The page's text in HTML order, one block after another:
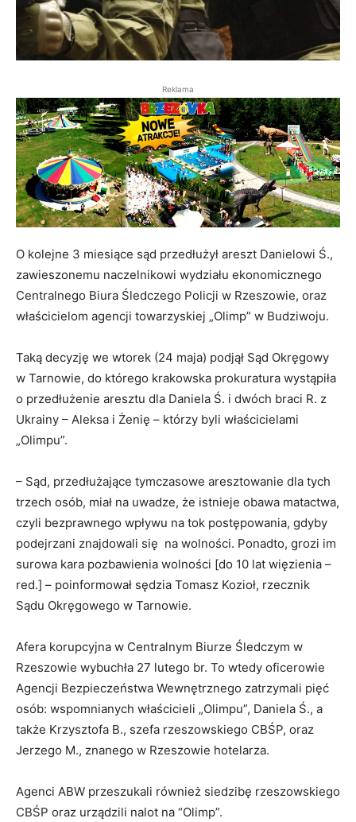
Reklama
O kolejne 3 miesiące sąd przedłużył areszt Danielowi Ś.,
zawieszonemu naczelnikowi wydziału ekonomicznego
Centralnego Biura Śledczego Policji w Rzeszowie, oraz
właścicielom agencji towarzyskiej „Olimp” w Budziwoju.
Taką decyzję we wtorek (24 maja) podjął Sąd Okręgowy
w Tarnowie, do którego krakowska prokuratura wystąpiła
o przedłużenie aresztu dla Daniela Ś. i dwóch braci R. z
Ukrainy – Aleksa i Żenię – którzy byli właścicielami
„Olimpu”.
– Sąd, przedłużające tymczasowe aresztowanie dla tych
trzech osób, miał na uwadze, że istnieje obawa matactwa,
czyli bezprawnego wpływu na tok postępowania, gdyby
podejrzani znajdowali się na wolności. Ponadto, grozi im
surowa kara pozbawienia wolności [do 10 lat więzienia –
red.] – poinformował sędzia Tomasz Kozioł, rzecznik
Sądu Okręgowego w Tarnowie.
Afera korupcyjna w Centralnym Biurze Śledczym w
Rzeszowie wybuchła 27 lutego br. To wtedy oficerowie
Agencji Bezpieczeństwa Wewnętrznego zatrzymali pięć
osób: wspomnianych właścicieli „Olimpu”, Daniela Ś., a
także Krzysztofa B., szefa rzeszowskiego CBŚP, oraz
Jerzego M., znanego w Rzeszowie hotelarza.
Agenci ABW przeszukali również siedzibę rzeszowskiego
CBŚP oraz urządzili nalot na “Olimp”.